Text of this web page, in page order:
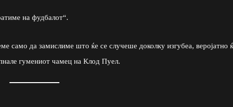
на фудбалот“.
само да замислиме што ќе се случеше доколку изгубеа, веројатно
гумениот чамец на Клод Пуел.